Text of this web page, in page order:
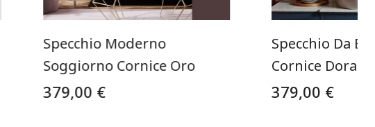
Specchio Moderno
Soggiorno Cornice Oro
379,00 €
Specchio Da
Cornice Dorata
379,00 €